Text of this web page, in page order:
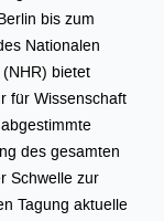
bis zum
Nationalen
bietet
für Wissenschaft
des gesamten
Schwelle zur
Tagung aktuelle